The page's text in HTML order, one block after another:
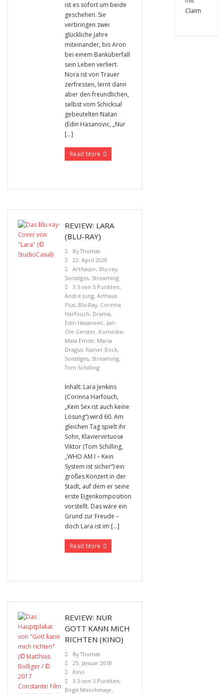
ist es sofort um beide
geschehen. Sie
verbringen zwei
glückliche Jahre
miteinander, bis Aron
bei einem Banküberfall
sein Leben verliert.
Nora ist von Trauer
zerfressen, lernt dann
aber den freundlichen,
selbst vom Schicksal
gebeutelten Natan
(Edin Hasanovic, „Nur
[…]
Read More
REVIEW: LARA
(BLU-RAY)
ByThomas
22. April 2020
Arthaus+, Blu-ray,
Sonstiges, Streaming
3.5 von 5 Punkten,
André Jung, Arthaus
Plus, Blu-Ray, Corinna
Harfouch, Drama,
Edin Hasanovic, Jan-
Ole Gerster, Komödie,
Mala Emde, Maria
Dragus, Rainer Bock,
Sonstiges, Streaming,
Tom Schilling
Inhalt: Lara Jenkins
(Corinna Harfouch,
„Kein Sex ist auch keine
Lösung“) wird 60. Am
gleichen Tag spielt ihr
Sohn, Klaviervirtuose
Viktor (Tom Schilling,
„WHO AM I – Kein
System ist sicher“) ein
großes Konzert in der
Stadt, auf dem er seine
erste Eigenkomposition
vorstellt. Das wäre ein
Grund zur Freude –
doch Lara ist im […]
Read More
REVIEW: NUR
GOTT KANN MICH
RICHTEN (KINO)
ByThomas
25. Januar 2018
Kino
3.5 von 5 Punkten,
Birgit Minichmayr,